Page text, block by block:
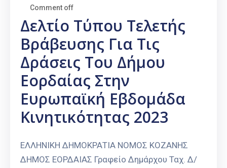
Comment off
Δελτίο Τύπου Τελετής
Βράβευσης Για Τις
Δράσεις Του Δήμου
Εορδαίας Στην
Ευρωπαϊκή Εβδομάδα
Κινητικότητας 2023
ΕΛΛΗΝΙΚΗ ΔΗΜΟΚΡΑΤΙΑ ΝΟΜΟΣ ΚΟΖΑΝΗΣ
ΔΗΜΟΣ ΕΟΡΔΑΙΑΣ Γραφείο Δημάρχου Ταχ. Δ/